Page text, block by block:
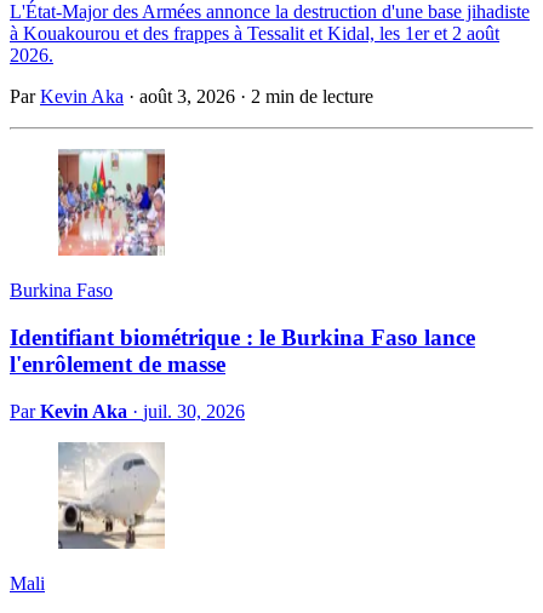
L'État-Major des Armées annonce la destruction d'une base jihadiste
à Kouakourou et des frappes à Tessalit et Kidal, les 1er et 2 août
2026.
ParKevin Aka · août 3, 2026 · 2 min de lecture
Burkina Faso
Identifiant biométrique : le Burkina Faso lance
l'enrôlement de masse
ParKevin Aka · juil. 30, 2026
Mali